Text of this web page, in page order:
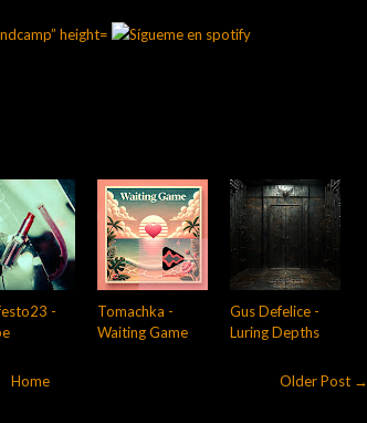
-
Tomachka -
Waiting Game
Gus Defelice -
Luring Depths
Older Post →
Home